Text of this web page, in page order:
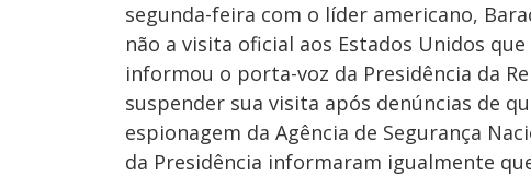
segunda-feira com o líder americano,
não a visita oficial aos Estados Unidos
informou o porta-voz da Presidência da
suspender sua visita após denúncias de
espionagem da Agência de Segurança
da Presidência informaram igualmente